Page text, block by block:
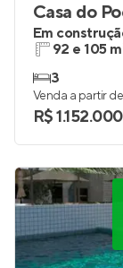
Casa do
Em
92 e 105
3
Venda a partir de
R$ 1.152.000